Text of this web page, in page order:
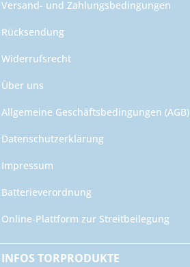
Versand- und Zahlungsbedingungen
Rücksendung
Widerrufsrecht
Über uns
Allgemeine Geschäftsbedingungen (AGB)
Datenschutzerklärung
Impressum
Batterieverordnung
Online-Plattform zur Streitbeilegung
INFOS TORPRODUKTE